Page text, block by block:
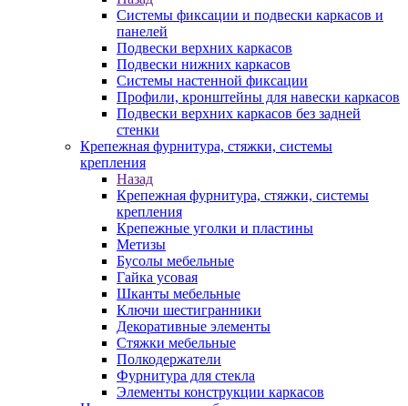
Системы фиксации и подвески каркасов и
панелей
Подвески верхних каркасов
Подвески нижних каркасов
Системы настенной фиксации
Профили, кронштейны для навески каркасов
Подвески верхних каркасов без задней
стенки
Крепежная фурнитура, стяжки, системы
крепления
Назад
Крепежная фурнитура, стяжки, системы
крепления
Крепежные уголки и пластины
Метизы
Бусолы мебельные
Гайка усовая
Шканты мебельные
Ключи шестигранники
Декоративные элементы
Стяжки мебельные
Полкодержатели
Фурнитура для стекла
Элементы конструкции каркасов